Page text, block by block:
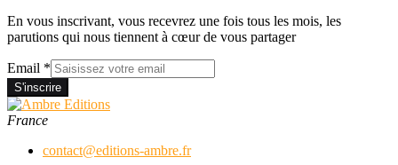
En vous inscrivant, vous recevrez une fois tous les mois, les
parutions qui nous tiennent à cœur de vous partager
Email *
S'inscrire
France
contact@editions-ambre.fr